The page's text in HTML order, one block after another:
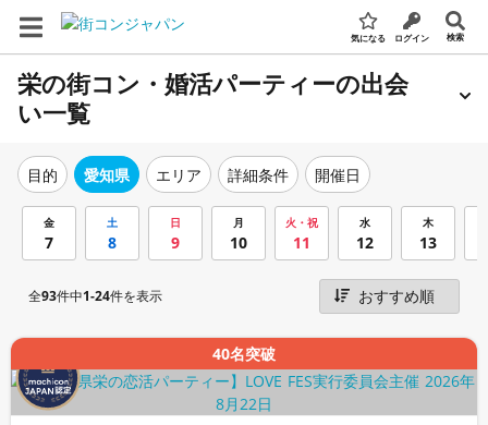
気になる ログイン 検索
栄の街コン・婚活パーティーの出会
い一覧
目的 愛知県 エリア 詳細条件 開催日
金
7
土
8
日
9
月
10
火・祝
11
水
12
木
13
全93件中1-24件を表示
40名突破